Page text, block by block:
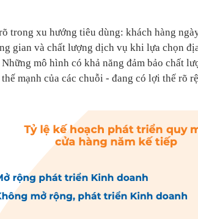
trong xu hướng tiêu dùng: khách hàng
gian và chất lượng dịch vụ khi lựa chọn
mô hình có khả năng đảm bảo chất
mạnh của các chuỗi - đang có lợi thế rõ